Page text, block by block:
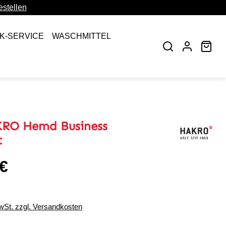
SERVICE WASCHMITTEL
Hemd Business
zzgl. Versandkosten